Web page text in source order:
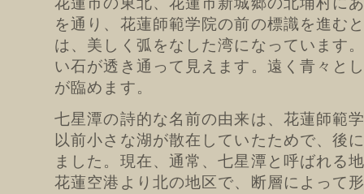
を通り、花蓮師範学院の前の標識を進む
は、美しく弧をなした湾になっています
い石が透き通って見えます。遠く青々と
が臨めます。
七星潭の詩的な名前の由来は、花蓮師範
以前小さな湖が散在していたためで、後
ました。現在、通常、七星潭と呼ばれる
花蓮空港より北の地区で、断層によって